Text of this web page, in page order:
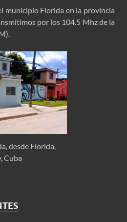
municipio Florida en la provincia
por los 104.5 Mhz de la
desde Florida,
Cuba